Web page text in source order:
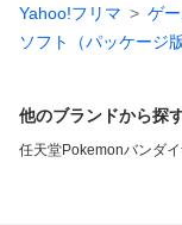
Yahoo!フリマ ゲ
ソフト（パッケージ版
他のブランドから探
任天堂Pokemonバンダ